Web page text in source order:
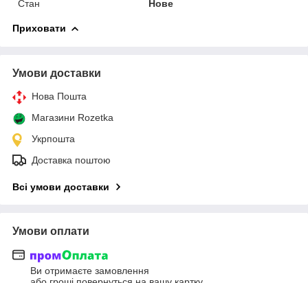
Стан
Нове
Приховати
Умови доставки
Нова Пошта
Магазини Rozetka
Укрпошта
Доставка поштою
Всі умови доставки
Умови оплати
Ви отримаєте замовлення